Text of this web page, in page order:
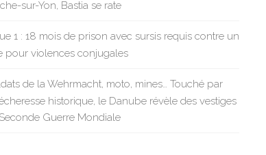
sur-Yon, Bastia se rate
1 : 18 mois de prison avec sursis requis contre un
pour violences conjugales
de la Wehrmacht, moto, mines… Touché par
historique, le Danube révèle des vestiges
Guerre Mondiale